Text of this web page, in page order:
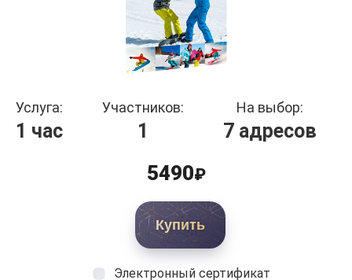
Услуга:
1 час
Участников:
1
На выбор:
7 адресов
5490₽
Купить
Электронный сертификат